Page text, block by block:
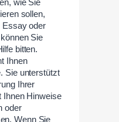
wie Sie
sollen,
Essay oder
Sie
bitten.
Ihnen
Sie unterstützt
Ihrer
Ihnen Hinweise
oder
Wenn Sie